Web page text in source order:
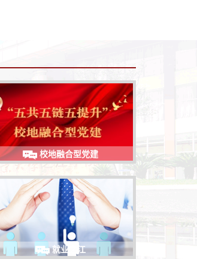
校地融合型党建
就业之江